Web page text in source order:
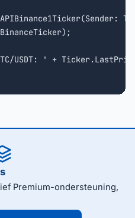
USDT: ' +
Premium-ondersteuning,